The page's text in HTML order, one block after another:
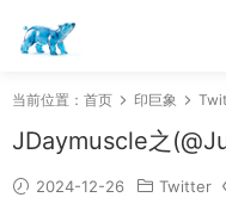
当前位置： 首页 印巨象
JDaymuscle之
2024-12-26 Twitter